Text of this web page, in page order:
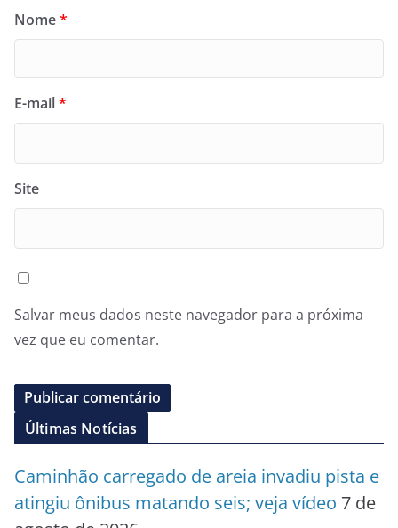
Nome*
E-mail*
Site
Salvar meus dados neste navegador para a próxima
vez que eu comentar.
Últimas Notícias
Caminhão carregado de areia invadiu pista e
atingiu ônibus matando seis; veja vídeo 7 de